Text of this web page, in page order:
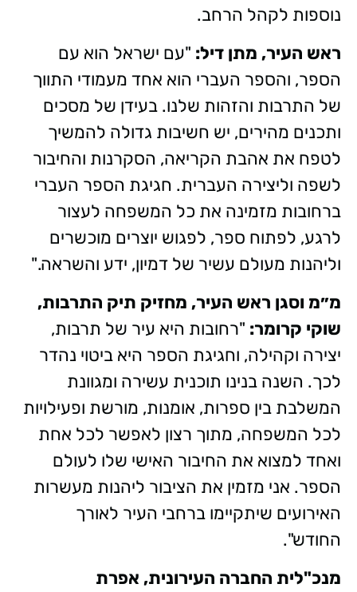
נוספות לקהל הרחב.
ראש העיר, מתן דיל: "עם ישראל הוא עם
הספר, והספר העברי הוא אחד מעמודי התווך
של התרבות והזהות שלנו. בעידן של מסכים
ותכנים מהירים, יש חשיבות גדולה להמשיך
לטפח את אהבת הקריאה, הסקרנות והחיבור
לשפה וליצירה העברית. חגיגת הספר העברי
ברחובות מזמינה את כל המשפחה לעצור
לרגע, לפתוח ספר, לפגוש יוצרים מוכשרים
וליהנות מעולם עשיר של דמיון, ידע והשראה."
מ״מ וסגן ראש העיר, מחזיק תיק התרבות,
שוקי קרומר: "רחובות היא עיר של תרבות,
יצירה וקהילה, וחגיגת הספר היא ביטוי נהדר
לכך. השנה בנינו תוכנית עשירה ומגוונת
המשלבת בין ספרות, אומנות, מורשת ופעילויות
לכל המשפחה, מתוך רצון לאפשר לכל אחת
ואחד למצוא את החיבור האישי שלו לעולם
הספר. אני מזמין את הציבור ליהנות מעשרות
האירועים שיתקיימו ברחבי העיר לאורך
החודש".
מנכ"לית החברה העירונית, אפרת